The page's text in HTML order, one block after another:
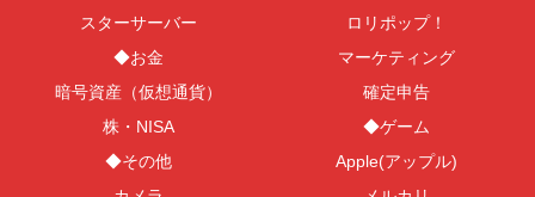
スターサーバー
ロリポップ！
◆お金
マーケティング
暗号資産（仮想通貨）
確定申告
株・NISA
◆ゲーム
◆その他
Apple(アップル)